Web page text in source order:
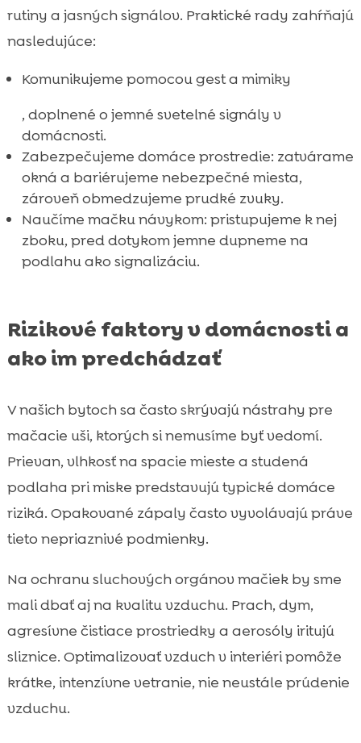
rutiny a jasných signálov. Praktické rady zahŕňajú
nasledujúce:
Komunikujeme pomocou gest a mimiky
, doplnené o jemné svetelné signály v
domácnosti.
Zabezpečujeme domáce prostredie: zatvárame
okná a bariérujeme nebezpečné miesta,
zároveň obmedzujeme prudké zvuky.
Naučíme mačku návykom: pristupujeme k nej
zboku, pred dotykom jemne dupneme na
podlahu ako signalizáciu.
Rizikové faktory v domácnosti a
ako im predchádzať
V našich bytoch sa často skrývajú nástrahy pre
mačacie uši, ktorých si nemusíme byť vedomí.
Prievan, vlhkosť na spacie mieste a studená
podlaha pri miske predstavujú typické domáce
riziká. Opakované zápaly často vyvolávajú práve
tieto nepriaznivé podmienky.
Na ochranu sluchových orgánov mačiek by sme
mali dbať aj na kvalitu vzduchu. Prach, dym,
agresívne čistiace prostriedky a aerosóly iritujú
sliznice. Optimalizovať vzduch v interiéri pomôže
krátke, intenzívne vetranie, nie neustále prúdenie
vzduchu.